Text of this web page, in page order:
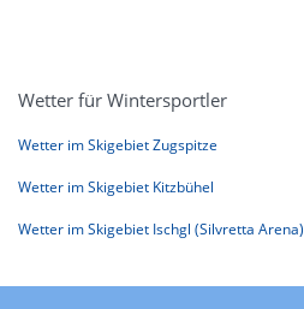
Wetter für Wintersportler
Wetter im Skigebiet Zugspitze
Wetter im Skigebiet Kitzbühel
Wetter im Skigebiet Ischgl (Silvretta Arena)